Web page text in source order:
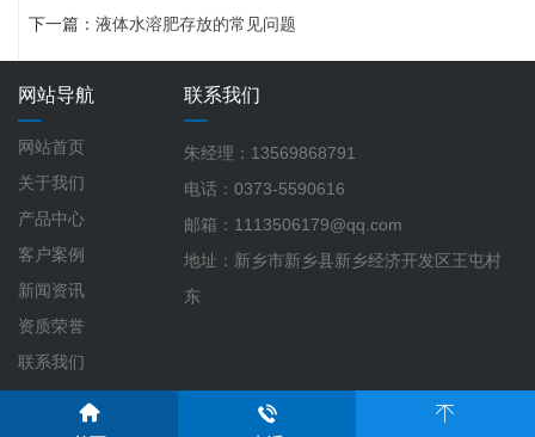
下一篇：液体水溶肥存放的常见问题
网站导航
网站首页
关于我们
产品中心
客户案例
新闻资讯
资质荣誉
联系我们
联系我们
朱经理：13569868791
电话：0373-5590616
邮箱：1113506179@qq.com
地址：新乡市新乡县新乡经济开发区王屯村
东